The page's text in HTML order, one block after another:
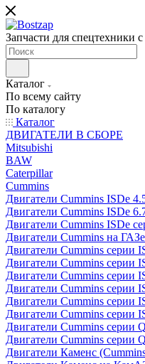
Запчасти для спецтехники
Каталог
По всему сайту
По каталогу
Каталог
ДВИГАТЕЛИ В СБОРЕ
Mitsubishi
BAW
Caterpillar
Cummins
Двигатели Cummins ISDe
Двигатели Cummins ISDe
Двигатели Cummins ISDe
Двигатели Cummins на
Двигатели Cummins серии
Двигатели Cummins серии
Двигатели Cummins серии
Двигатели Cummins серии
Двигатели Cummins серии
Двигатели Cummins серии
Двигатели Cummins серии
Двигатели Cummins серии
Двигатели Каменс